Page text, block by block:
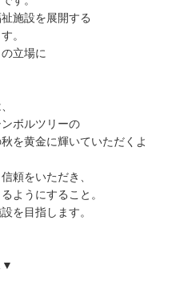
施設を展開する
。
立場に
ボルツリーの
を黄金に輝いていただくよ
頼をいただき、
ようにすること。
を目指します。